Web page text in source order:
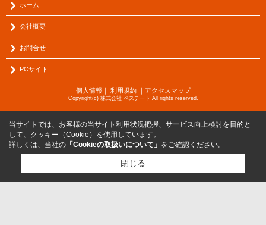
ホーム
会社概要
お問合せ
PCサイト
個人情報 ｜ 利用規約｜ アクセスマップ
Copyright(c) 株式会社 ベステート All rights reserved.
当サイトでは、お客様の当サイト利用状況把握、サービス向上検討を目的と
して、クッキー（Cookie）を使用しています。
詳しくは、当社の 「Cookieの取扱いについて」 をご確認ください。
閉じる